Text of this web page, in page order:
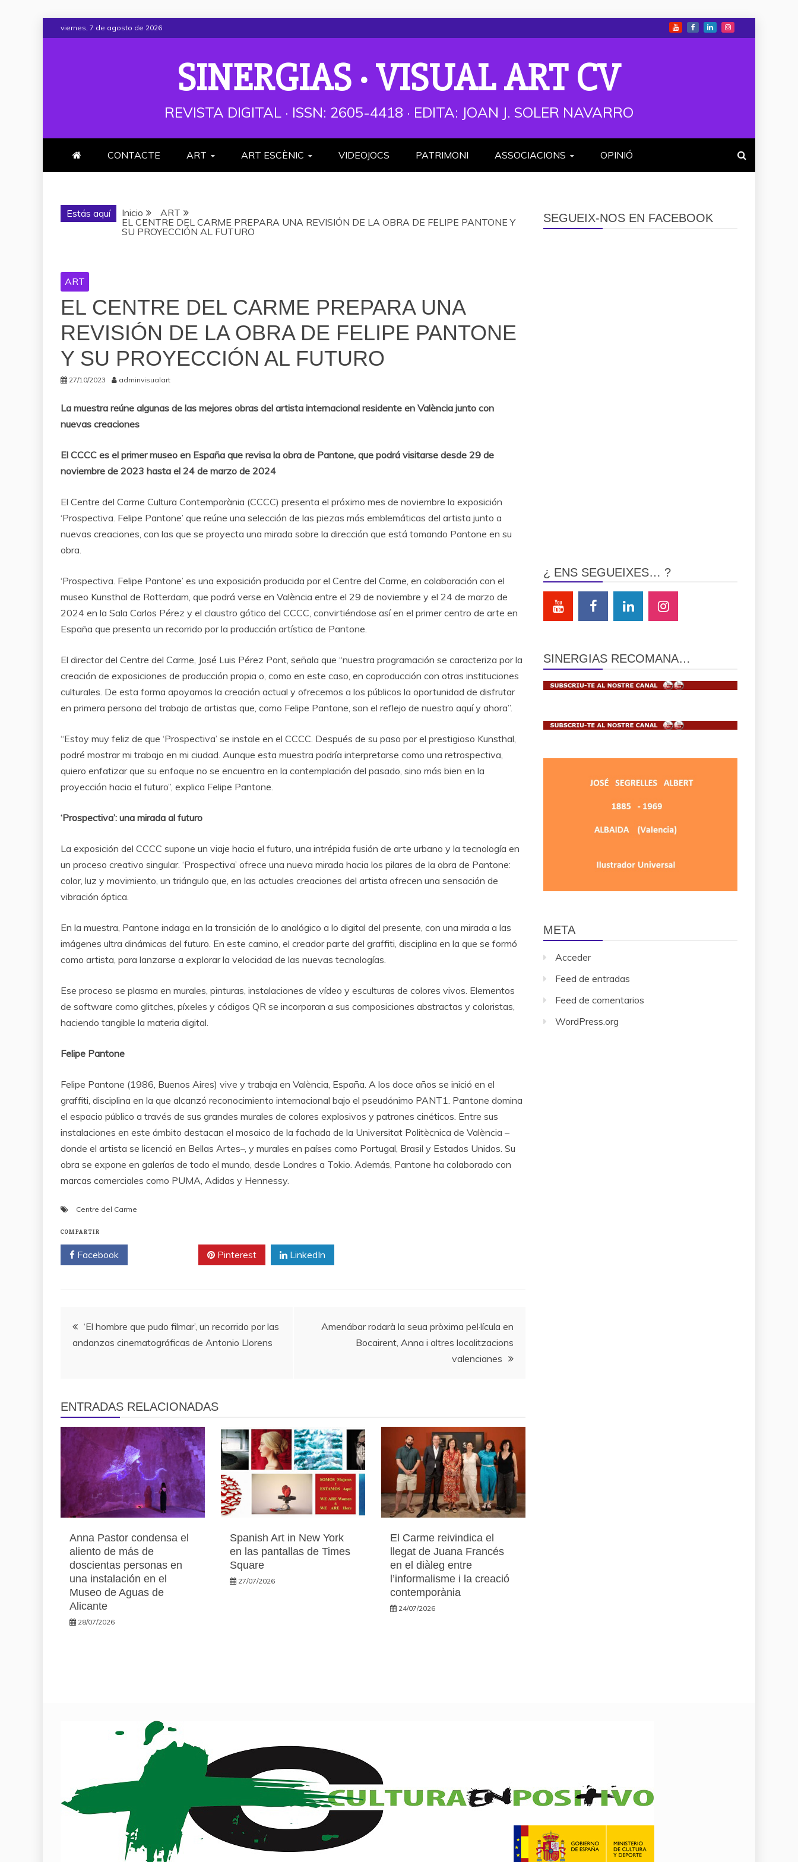
Saltar
al
viernes, 7 de agosto de 2026
SINERGIAS · VISUAL ART CV
REVISTA DIGITAL · ISSN: 2605-4418 · EDITA: JOAN J. SOLER NAVARRO
CONTACTE ART ART ESCÈNIC VIDEOJOCS PATRIMONI ASSOCIACIONS OPINIÓ
Estás aquí Inicio
ART
EL CENTRE DEL CARME PREPARA UNA REVISIÓN DE LA OBRA DE FELIPE PANTONE Y
SU PROYECCIÓN AL FUTURO
ART
EL CENTRE DEL CARME PREPARA UNA
REVISIÓN DE LA OBRA DE FELIPE PANTONE
Y SU PROYECCIÓN AL FUTURO
27/10/2023 adminvisualart
La muestra reúne algunas de las mejores obras del artista internacional residente en València junto con
nuevas creaciones
El CCCC es el primer museo en España que revisa la obra de Pantone, que podrá visitarse desde 29 de
noviembre de 2023 hasta el 24 de marzo de 2024
El Centre del Carme Cultura Contemporània (CCCC) presenta el próximo mes de noviembre la exposición
‘Prospectiva. Felipe Pantone’ que reúne una selección de las piezas más emblemáticas del artista junto a
nuevas creaciones, con las que se proyecta una mirada sobre la dirección que está tomando Pantone en su
obra.
‘Prospectiva. Felipe Pantone’ es una exposición producida por el Centre del Carme, en colaboración con el
museo Kunsthal de Rotterdam, que podrá verse en València entre el 29 de noviembre y el 24 de marzo de
2024 en la Sala Carlos Pérez y el claustro gótico del CCCC, convirtiéndose así en el primer centro de arte en
España que presenta un recorrido por la producción artística de Pantone.
El director del Centre del Carme, José Luis Pérez Pont, señala que “nuestra programación se caracteriza por la
creación de exposiciones de producción propia o, como en este caso, en coproducción con otras instituciones
culturales. De esta forma apoyamos la creación actual y ofrecemos a los públicos la oportunidad de disfrutar
en primera persona del trabajo de artistas que, como Felipe Pantone, son el reflejo de nuestro aquí y ahora”.
“Estoy muy feliz de que ‘Prospectiva’ se instale en el CCCC. Después de su paso por el prestigioso Kunsthal,
podré mostrar mi trabajo en mi ciudad. Aunque esta muestra podría interpretarse como una retrospectiva,
quiero enfatizar que su enfoque no se encuentra en la contemplación del pasado, sino más bien en la
proyección hacia el futuro”, explica Felipe Pantone.
‘Prospectiva’: una mirada al futuro
La exposición del CCCC supone un viaje hacia el futuro, una intrépida fusión de arte urbano y la tecnología en
un proceso creativo singular. ‘Prospectiva’ ofrece una nueva mirada hacia los pilares de la obra de Pantone:
color, luz y movimiento, un triángulo que, en las actuales creaciones del artista ofrecen una sensación de
vibración óptica.
En la muestra, Pantone indaga en la transición de lo analógico a lo digital del presente, con una mirada a las
imágenes ultra dinámicas del futuro. En este camino, el creador parte del graffiti, disciplina en la que se formó
como artista, para lanzarse a explorar la velocidad de las nuevas tecnologías.
Ese proceso se plasma en murales, pinturas, instalaciones de vídeo y esculturas de colores vivos. Elementos
de software como glitches, píxeles y códigos QR se incorporan a sus composiciones abstractas y coloristas,
haciendo tangible la materia digital.
Felipe Pantone
Felipe Pantone (1986, Buenos Aires) vive y trabaja en València, España. A los doce años se inició en el
graffiti, disciplina en la que alcanzó reconocimiento internacional bajo el pseudónimo PANT1. Pantone domina
el espacio público a través de sus grandes murales de colores explosivos y patrones cinéticos. Entre sus
instalaciones en este ámbito destacan el mosaico de la fachada de la Universitat Politècnica de València –
donde el artista se licenció en Bellas Artes–, y murales en países como Portugal, Brasil y Estados Unidos. Su
obra se expone en galerías de todo el mundo, desde Londres a Tokio. Además, Pantone ha colaborado con
marcas comerciales como PUMA, Adidas y Hennessy.
Centre del Carme
COMPARTIR
Facebook Pinterest LinkedIn
Navegación
‘El hombre que pudo filmar’, un recorrido por las
andanzas cinematográficas de Antonio Llorens
Amenábar rodarà la seua pròxima pel·lícula en
Bocairent, Anna i altres localitzacions
valencianes
ENTRADAS RELACIONADAS
Anna Pastor condensa el
aliento de más de
doscientas personas en
una instalación en el
Museo de Aguas de
Alicante
28/07/2026
Spanish Art in New York
en las pantallas de Times
Square
27/07/2026
El Carme reivindica el
llegat de Juana Francés
en el diàleg entre
l’informalisme i la creació
contemporània
24/07/2026
SEGUEIX-NOS EN FACEBOOK
¿ ENS SEGUEIXES… ?
SINERGIAS RECOMANA…
META
Acceder
Feed de entradas
Feed de comentarios
WordPress.org